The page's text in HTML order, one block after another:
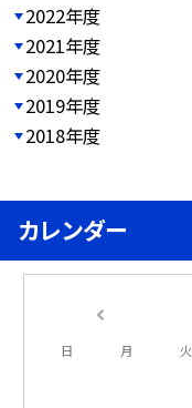
2022年度
2021年度
2020年度
2019年度
2018年度
カレンダー
日 月 火